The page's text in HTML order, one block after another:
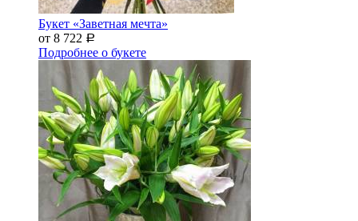
Букет «Заветная мечта»
от 8 722 Р
Подробнее о букете